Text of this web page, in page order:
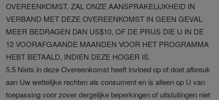
OVEREENKOMST, ZAL ONZE AANSPRAKELIJKHEID IN
VERBAND MET DEZE OVEREENKOMST IN GEEN GEVAL
MEER BEDRAGEN DAN US$10, OF DE PRIJS DIE U IN DE
12 VOORAFGAANDE MAANDEN VOOR HET PROGRAMMA
HEBT BETAALD, INDIEN DEZE HOGER IS.
5.5 Niets in deze Overeenkomst heeft invloed op of doet afbreuk
aan Uw wettelijke rechten als consument en is alleen op U van
toepassing voor zover dergelijke beperkingen of uitsluitingen niet